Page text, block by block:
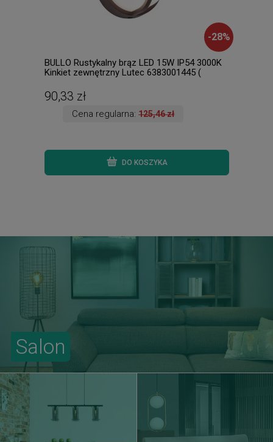
-28%
BULLO Rustykalny brąz LED 15W IP54 3000K
Kinkiet zewnętrzny Lutec 6383001445 (
90,33 zł
Cena regularna:125,46 zł
DO KOSZYKA
Salon